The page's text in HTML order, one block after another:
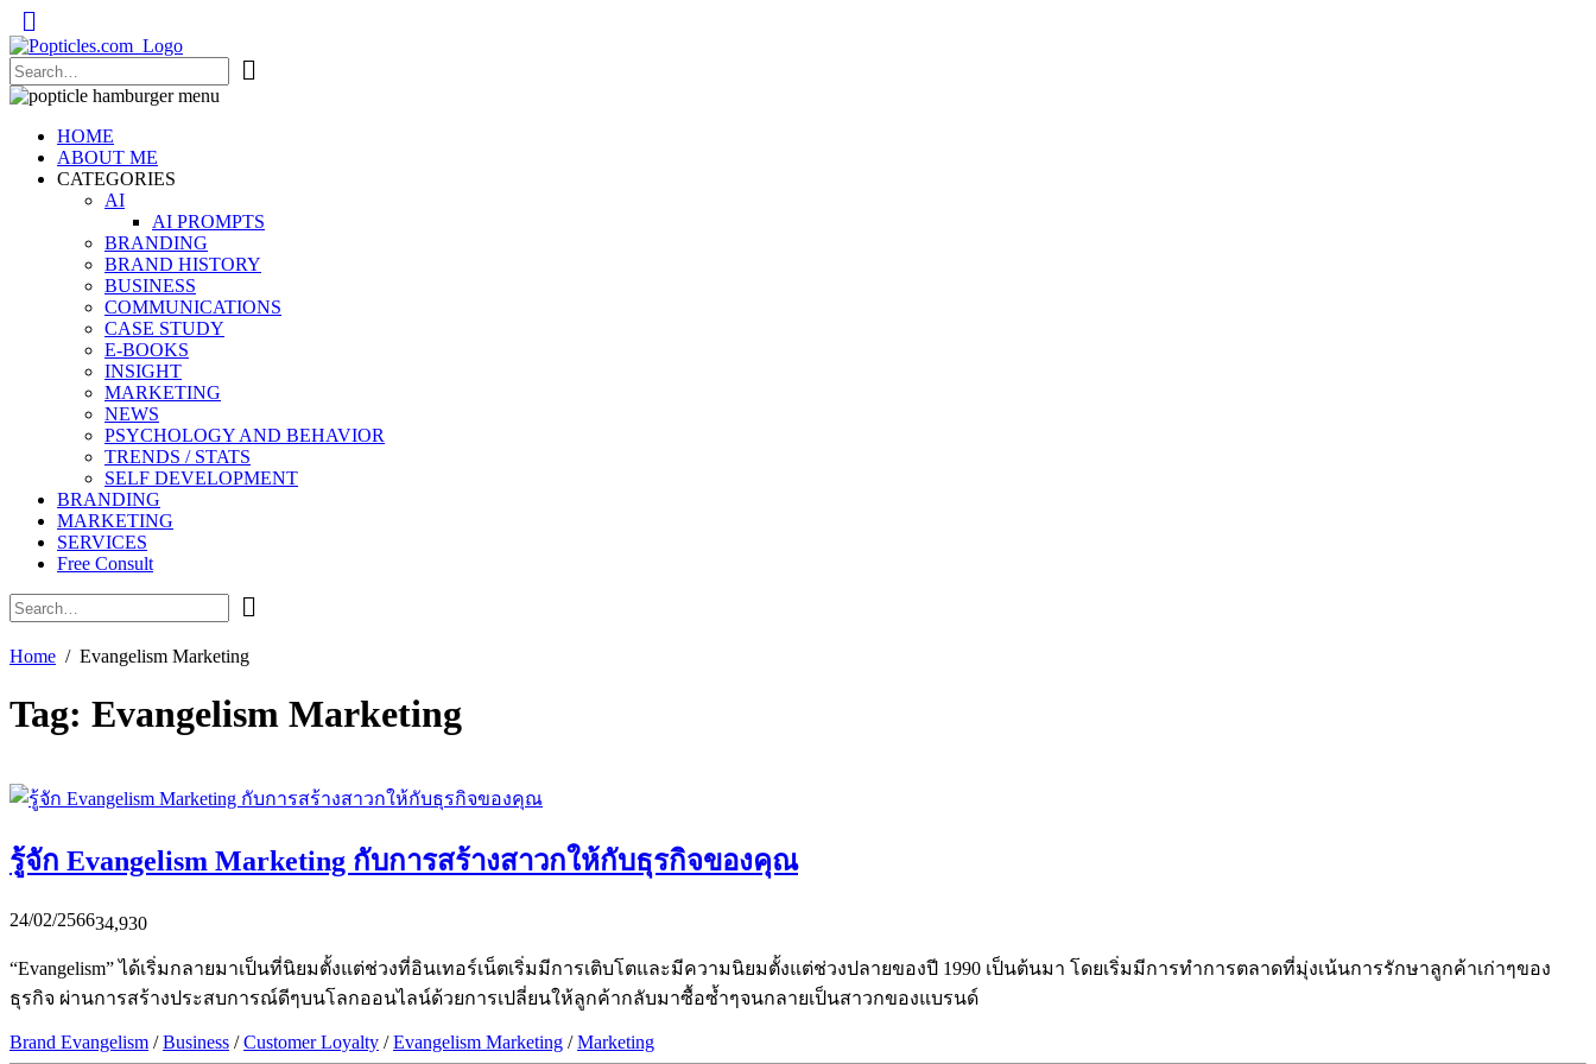
Popticles.com
HOME
ABOUT ME
CATEGORIES
AI
AI PROMPTS
BRANDING
BRAND HISTORY
BUSINESS
COMMUNICATIONS
CASE STUDY
E-BOOKS
INSIGHT
MARKETING
NEWS
PSYCHOLOGY AND BEHAVIOR
TRENDS / STATS
SELF DEVELOPMENT
BRANDING
MARKETING
SERVICES
Free Consult
Home Evangelism Marketing
Tag: Evangelism Marketing
รู้จัก Evangelism Marketing กับการสร้างสาวกให้กับธุรกิจของคุณ
24/02/256634,930
“Evangelism” ได้เริ่มกลายมาเป็นที่นิยมตั้งแต่ช่วงที่อินเทอร์เน็ตเริ่มมีการเติบโตและมีความนิยมตั้งแต่ช่วงปลายของปี 1990 เป็นต้นมา โดยเริ่มมีการทำการตลาดที่มุ่งเน้นการรักษาลูกค้าเก่าๆของ
ธุรกิจ ผ่านการสร้างประสบการณ์ดีๆบนโลกออนไลน์ด้วยการเปลี่ยนให้ลูกค้ากลับมาซื้อซ้ำๆจนกลายเป็นสาวกของแบรนด์
Brand Evangelism /Business /Customer Loyalty /Evangelism Marketing /Marketing